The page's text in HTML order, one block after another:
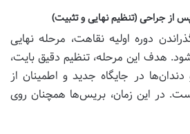
دوره اولیه نقاهت، مرحله نهایی
هدف این مرحله، تنظیم دقیق بایت،
در جایگاه جدید و اطمینان از
در این زمان، بریس‌ها همچنان روی